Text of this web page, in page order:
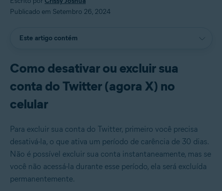
Publicado em Setembro 26, 2024
Este artigo contém
Como desativar ou excluir sua
conta do Twitter (agora X) no
celular
Para excluir sua conta do Twitter, primeiro você precisa
desativá-la, o que ativa um período de carência de 30 dias.
Não é possível excluir sua conta instantaneamente, mas se
você não acessá-la durante esse período, ela será excluída
permanentemente.